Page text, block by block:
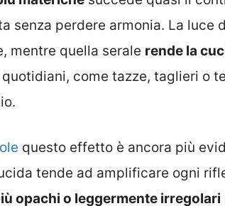
senza perdere armonia. La luce
mentre quella serale rende la
come tazze, taglieri o
questo effetto è ancora più
tende ad amplificare ogni
opachi o leggermente irregolari